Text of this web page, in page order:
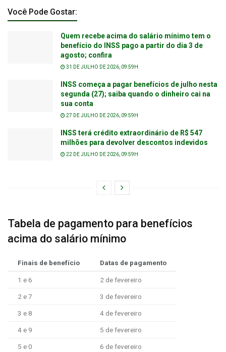
Você Pode Gostar:
Quem recebe acima do salário mínimo tem o
benefício do INSS pago a partir do dia 3 de
agosto; confira
31 DE JULHO DE 2026, 09:59H
INSS começa a pagar benefícios de julho nesta
segunda (27); saiba quando o dinheiro cai na
sua conta
27 DE JULHO DE 2026, 09:59H
INSS terá crédito extraordinário de R$ 547
milhões para devolver descontos indevidos
22 DE JULHO DE 2026, 09:59H
Tabela de pagamento para benefícios
acima do salário mínimo
Finais de benefício Datas de pagamento
1 e 6 2 de fevereiro
2 e 7 3 de fevereiro
3 e 8 4 de fevereiro
4 e 9 5 de fevereiro
5 e 0 6 de fevereiro